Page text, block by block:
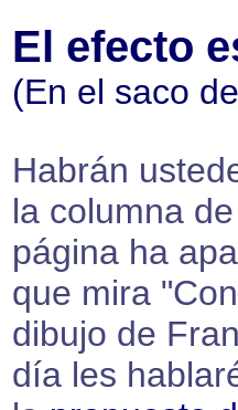
El efecto
(En el saco
Habrán
la columna
página ha
que mira
dibujo de
día les